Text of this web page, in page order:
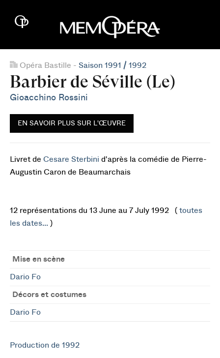
Opéra Bastille - Saison 1991 / 1992
Barbier de Séville (Le)
Gioacchino Rossini
EN SAVOIR PLUS SUR L'ŒUVRE
Livret de Cesare Sterbini d'après la comédie de Pierre-
Augustin Caron de Beaumarchais
12 représentations du 13 June au 7 July 1992 ( toutes
les dates... )
Mise en scène
Dario Fo
Décors et costumes
Dario Fo
Production de 1992